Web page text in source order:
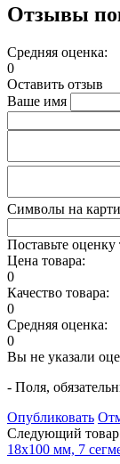
Отзывы
Средняя оценка:
0
Оставить отзыв
Ваше имя
Символы на
Поставьте оценку
Цена товара:
0
Качество товара:
0
Средняя оценка:
0
Вы не указали
- Поля,
Опубликовать
Следующий товар
18x100 мм, 7